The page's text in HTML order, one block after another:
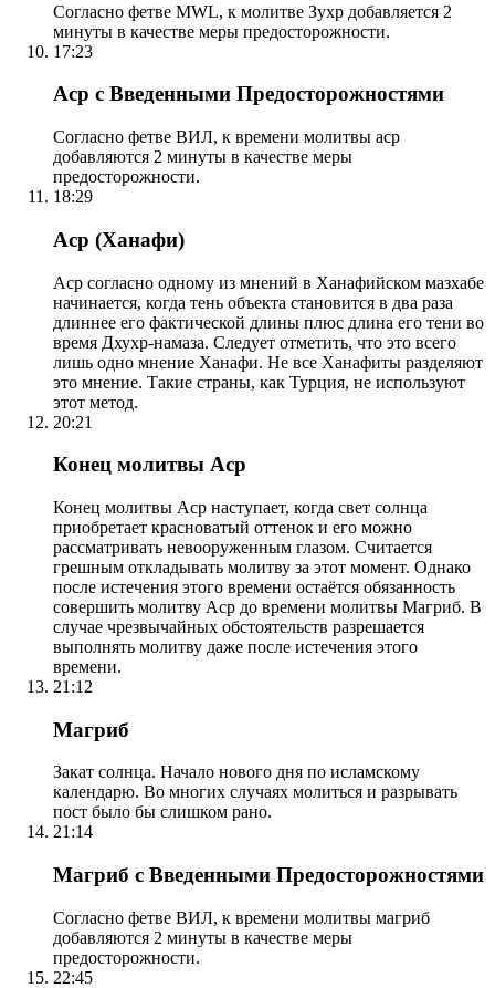
Согласно фетве MWL, к молитве Зухр добавляется 2
минуты в качестве меры предосторожности.
17:23
Аср с Введенными Предосторожностями
Согласно фетве ВИЛ, к времени молитвы аср
добавляются 2 минуты в качестве меры
предосторожности.
18:29
Аср (Ханафи)
Аср согласно одному из мнений в Ханафийском мазхабе
начинается, когда тень объекта становится в два раза
длиннее его фактической длины плюс длина его тени во
время Дхухр-намаза. Следует отметить, что это всего
лишь одно мнение Ханафи. Не все Ханафиты разделяют
это мнение. Такие страны, как Турция, не используют
этот метод.
20:21
Конец молитвы Аср
Конец молитвы Аср наступает, когда свет солнца
приобретает красноватый оттенок и его можно
рассматривать невооруженным глазом. Считается
грешным откладывать молитву за этот момент. Однако
после истечения этого времени остаётся обязанность
совершить молитву Аср до времени молитвы Магриб. В
случае чрезвычайных обстоятельств разрешается
выполнять молитву даже после истечения этого
времени.
21:12
Магриб
Закат солнца. Начало нового дня по исламскому
календарю. Во многих случаях молиться и разрывать
пост было бы слишком рано.
21:14
Магриб с Введенными Предосторожностями
Согласно фетве ВИЛ, к времени молитвы магриб
добавляются 2 минуты в качестве меры
предосторожности.
22:45